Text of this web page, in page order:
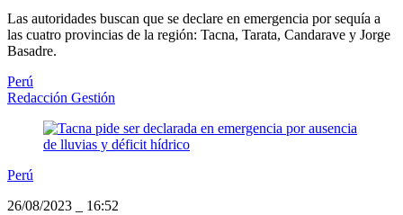
Las autoridades buscan que se declare en emergencia por sequía a
las cuatro provincias de la región: Tacna, Tarata, Candarave y Jorge
Basadre.
Perú
Redacción Gestión
Perú
26/08/2023
16:52